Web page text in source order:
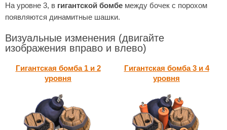
На уровне 3, в гигантской бомбе между бочек с порохом
появляются динамитные шашки.
Визуальные изменения (двигайте
изображения вправо и влево)
Гигантская бомба 1 и 2
уровня
Гигантская бомба 3 и 4
уровня